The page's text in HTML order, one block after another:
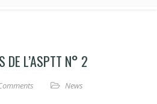
DE L’ASPTT N° 2
News